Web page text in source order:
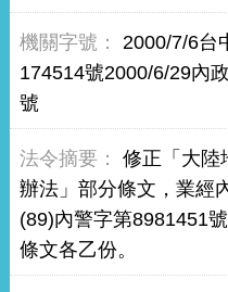
2000/7/6台
174514號2000/6/29內
號
修正「大陸
辦法」部分條文，業經
(89)內警字第8981451
條文各乙份。